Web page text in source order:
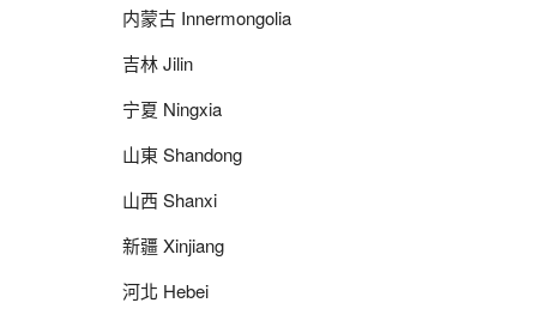
内蒙古 Innermongolia
吉林 Jilin
宁夏 Ningxia
山東 Shandong
山西 Shanxi
新疆 Xinjiang
河北 Hebei